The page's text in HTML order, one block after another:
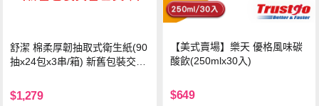
舒潔 棉柔厚韌抽取式衛生紙(90
抽x24包x3串/箱) 新舊包裝交替
$1,279
【美式賣場】樂天 優格風味碳
酸飲(250mlx30入)
$649